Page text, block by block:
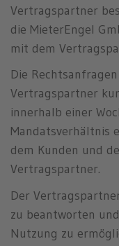
Vertragspartner
die MieterEngel
mit dem
Die
Vertragspartner
innerhalb einer
Mandatsverhältnis
dem Kunden und
Vertragspartner.
Der
zu beantworten
Nutzung zu